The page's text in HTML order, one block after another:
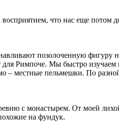
что нас еще потом
позолоченную фигуру
Римпоче. Мы быстро
местные пельмешки. По
с монастырем. От моей
на фундук.